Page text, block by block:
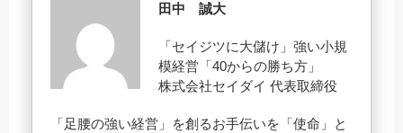
田中 誠大
「セイジツに大儲け」強い小規
模経営「40からの勝ち方」
株式会社セイダイ 代表取締役
「足腰の強い経営」を創るお手伝いを「使命」と